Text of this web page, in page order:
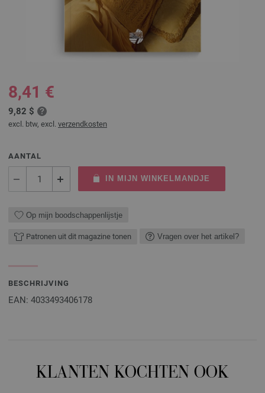
8,41 €
9,82 $
excl. btw, excl. verzendkosten
AANTAL
IN MIJN WINKELMANDJE
Op mijn boodschappenlijstje
Patronen uit dit magazine tonen Vragen over het artikel?
BESCHRIJVING
EAN: 4033493406178
KLANTEN KOCHTEN OOK